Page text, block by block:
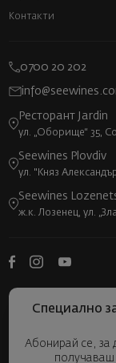
Контакти
0700 20 202
Ресторант Jardin
ул. „Оборище“ 35,
Seewines Plovdiv
ул. "Княз
Seewines
ж.к. Лозенец, ул.
Специално
Абонирай се, за
получаваш